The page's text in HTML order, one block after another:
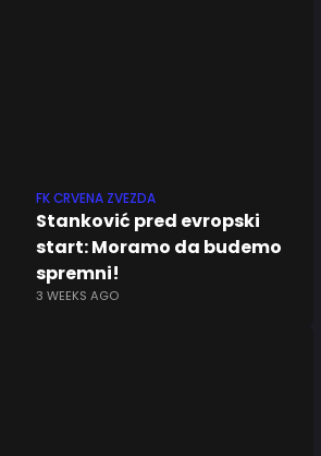
FK CRVENA ZVEZDA
Stanković pred evropski
start: Moramo da budemo
spremni!
3 WEEKS AGO